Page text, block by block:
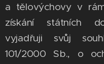
a tělovýchovy v
získání státních
vyjadřuji svůj
101/2000 Sb., o